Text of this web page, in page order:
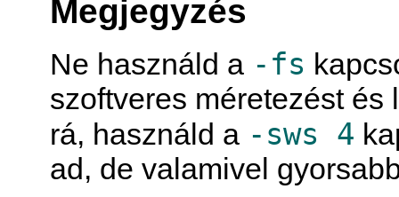
Megjegyzés
Ne használd a -fs
szoftveres méretezést
rá, használd a -sws 4
ad, de valamivel